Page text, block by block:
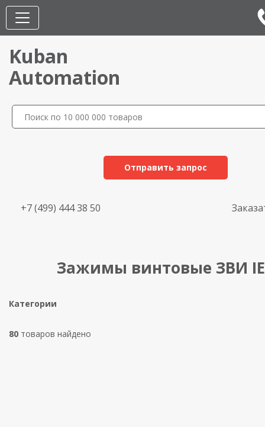
Kuban
Automation
Отправить запрос
+7 (499) 444 38 50
Зажимы винтовые ЗВИ
Категории
80 товаров найдено